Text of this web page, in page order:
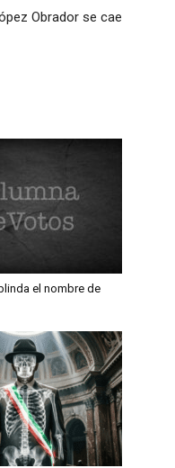
Obrador se cae
el nombre de